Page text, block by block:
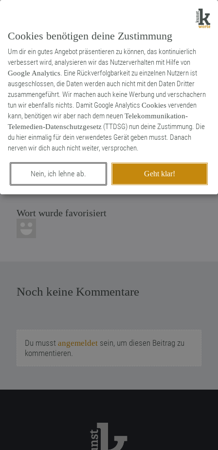
Cookies benötigen deine Zustimmung
Um dir ein gutes Angebot präsentieren zu können, das kontinuierlich
verbessert wird, analysieren wir das Nutzerverhalten mit Hilfe von
Google Analytics. Eine Rückverfolgbarkeit zu einzelnen Nutzern ist
ausgeschlossen, die Daten werden auch nicht mit den Daten Dritter
zusammengeführt. Wir machen auch keine Werbung und verschachern
tun wir ebenfalls nichts. Damit Google Analytics Cookiesvervenden
kann, benötigen wir aber nach dem neuenTelekommunikation-
Telemedien-Datenschutzgesetz (TTDSG) nun deine Zustimmung. Die
du hier einmalig für dein verwendetes Gerät geben musst. Danach
nerven wir dich auch nicht weiter, versprochen.
Nein, ich lehne ab. Geht klar!
Kunstwort
Substantiv
Nebelwirkung
Nebenwirkung von Nebel, z.B. schlechte
Sicht
0
erschaffen von NeuWort
am 27. Mai 2023
Wort wurde favorisiert
Noch keine Kommentare
Du musst angemeldetsein, um diesen Beitrag zu
kommentieren.